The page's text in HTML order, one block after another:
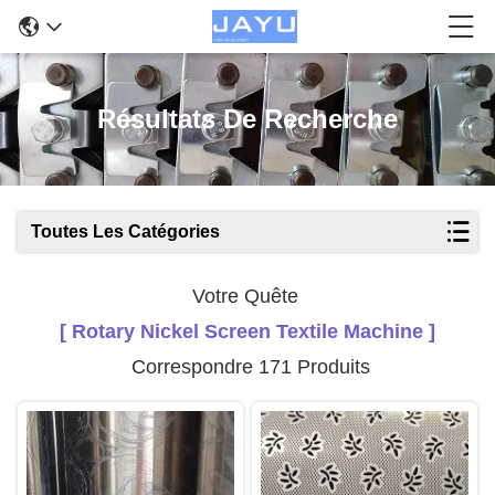
Résultats De Recherche
Toutes Les Catégories
Votre Quête
[ Rotary Nickel Screen Textile Machine ]
Correspondre 171 Produits